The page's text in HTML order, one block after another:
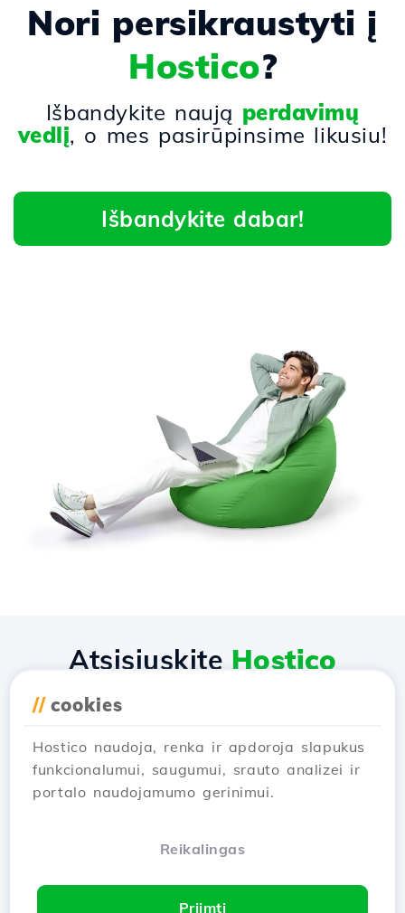
Nori persikraustyti į
Hostico?
Išbandykite naują perdavimų
vedlį, o mes pasirūpinsime likusiu!
Išbandykite dabar!
// cookies
Hostico naudoja, renka ir apdoroja slapukus
funkcionalumui, saugumui, srauto analizei ir
portalo naudojamumo gerinimui.
Reikalingas
Priimti
Atsisiųskite Hostico